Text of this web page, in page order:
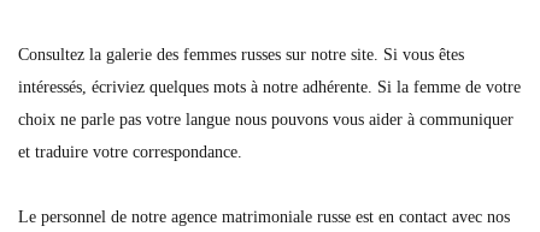
Consultez la galerie des femmes russes sur notre site. Si vous êtes
intéressés, écriviez quelques mots à notre adhérente. Si la femme de votre
choix ne parle pas votre langue nous pouvons vous aider à communiquer
et traduire votre correspondance.
Le personnel de notre agence matrimoniale russe est en contact avec nos